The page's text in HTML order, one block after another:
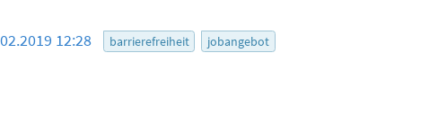
12:28 barrierefreiheit jobangebot